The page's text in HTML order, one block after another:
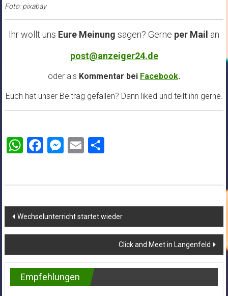
Foto: pixabay
Ihr wollt uns Eure Meinung sagen? Gerne per Mail an
post@anzeiger24.de
oder als Kommentar bei Facebook.
Euch hat unser Beitrag gefallen? Dann liked und teilt ihn gerne.
WhatsApp
Facebook
Messenger
EmailTeilen
Beitragsnavigation
Wechselunterricht startet wieder
Click and Meet in Langenfeld
Empfehlungen